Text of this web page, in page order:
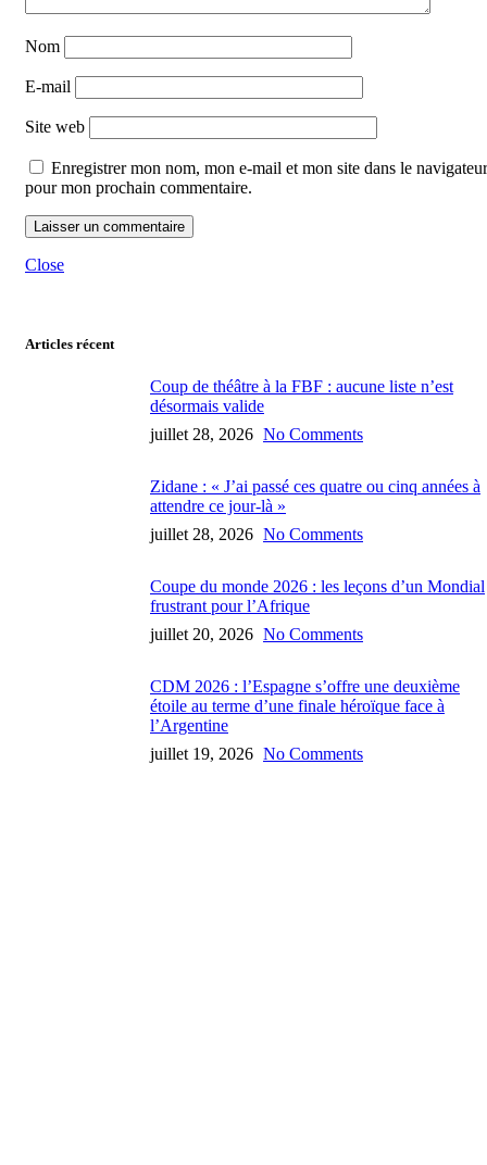
Nom
E-mail
Site web
Enregistrer mon nom, mon e-mail et mon site dans le navigateur
pour mon prochain commentaire.
Close
Articles récent
Coup de théâtre à la FBF : aucune liste n’est
désormais valide
juillet 28, 2026 No Comments
Zidane : « J’ai passé ces quatre ou cinq années à
attendre ce jour-là »
juillet 28, 2026 No Comments
Coupe du monde 2026 : les leçons d’un Mondial
frustrant pour l’Afrique
juillet 20, 2026 No Comments
CDM 2026 : l’Espagne s’offre une deuxième
étoile au terme d’une finale héroïque face à
l’Argentine
juillet 19, 2026 No Comments